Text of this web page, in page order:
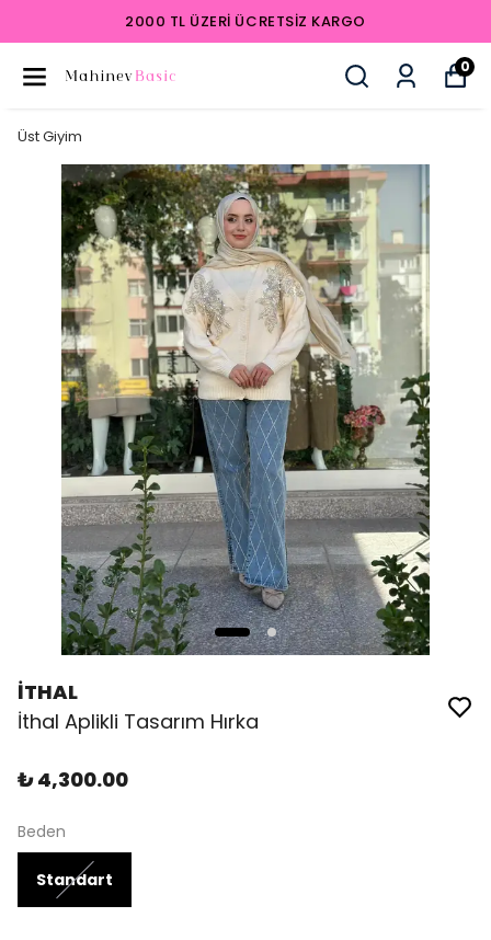
2000 TL ÜZERI ÜCRETSIZ KARGO
0
Üst Giyim
İTHAL
İthal Aplikli Tasarım Hırka
₺ 4,300.00
Beden
Standart